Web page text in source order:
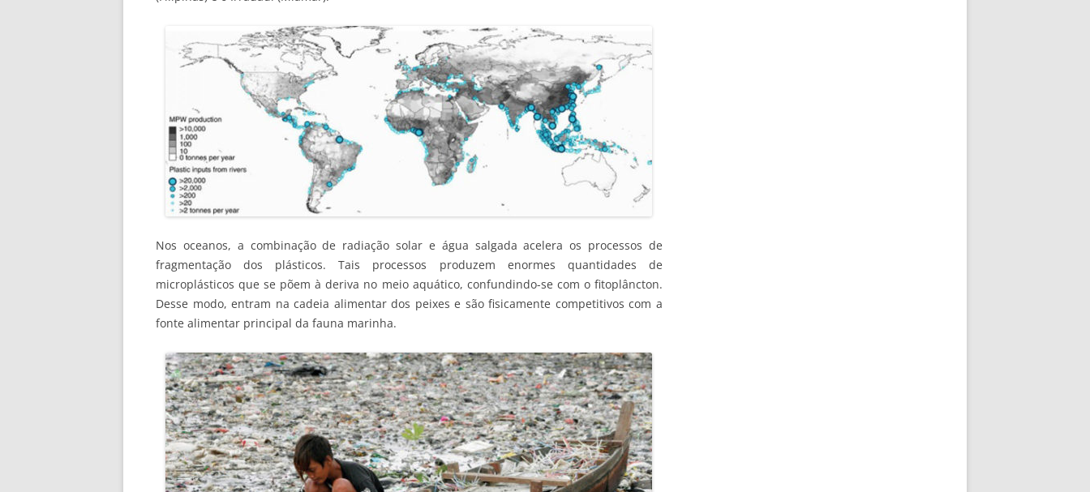
Nos oceanos, a combinação de radiação solar e água salgada acelera os processos de
fragmentação dos plásticos. Tais processos produzem enormes quantidades de
microplásticos que se põem à deriva no meio aquático, confundindo-se com o fitoplâncton.
Desse modo, entram na cadeia alimentar dos peixes e são fisicamente competitivos com a
fonte alimentar principal da fauna marinha.